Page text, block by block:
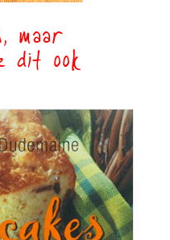
maar
dit ook